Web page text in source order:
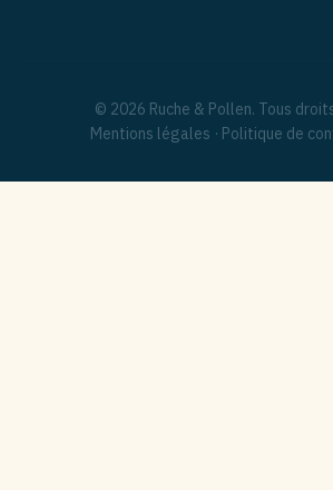
© 2026 Ruche & Pollen. Tous
Mentions légales · Politique de